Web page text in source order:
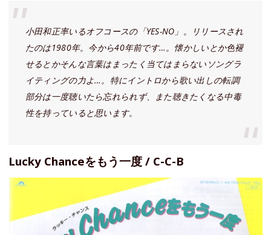
小田和正率いるオフコースの「YES-NO」。リリースされ
たのは1980年。今から40年前です…。懐かしいとか色褪
せるとかそんな言葉はまったく当てはまらないソングラ
イティングの力よ…。特にイントロから歌い出しの転調
部分は一度聴いたら忘れられず、また聴きたくなる中毒
性を持っていると思います。
Lucky Chanceをもう一度 / C-C-B